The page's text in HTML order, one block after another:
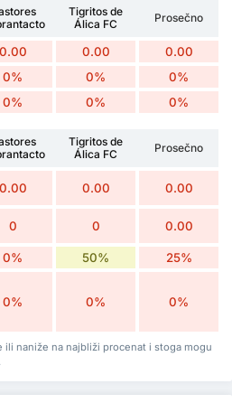
Tigritos de
Álica FC
Prosečno
0.00 0.00 0.00
0% 0% 0%
0% 0% 0%
Tigritos de
Álica FC
Prosečno
0.00 0.00 0.00
0 0 0.00
0% 50% 25%
0% 0% 0%
ili naniže na najbliži procenat i stoga mogu